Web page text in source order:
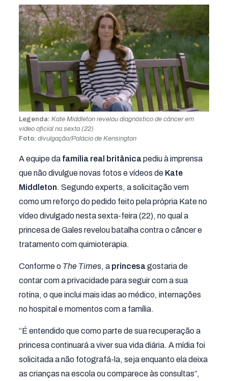
Legenda: Kate Middleton revelou diagnóstico de câncer em
vídeo oficial na sexta (22)
Foto: divulgação/Palácio de Kensington
A equipe da família real britânicapediu à imprensa
que não divulgue novas fotos e vídeos de Kate
Middleton. Segundo experts, a solicitação vem
como um reforço do pedido feito pela própria Kate no
vídeo divulgado nesta sexta-feira (22), no qual a
princesa de Gales revelou batalha contra o câncer e
tratamento com quimioterapia.
Conforme o The Times, a princesagostaria de
contar com a privacidade para seguir com a sua
rotina, o que inclui mais idas ao médico, internações
no hospital e momentos com a família.
“É entendido que como parte de sua recuperação a
princesa continuará a viver sua vida diária. A mídia foi
solicitada a não fotografá-la, seja enquanto ela deixa
as crianças na escola ou comparece às consultas”,